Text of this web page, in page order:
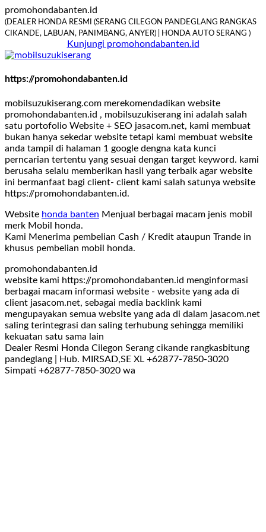
promohondabanten.id
(DEALER HONDA RESMI (SERANG CILEGON PANDEGLANG RANGKAS
CIKANDE, LABUAN, PANIMBANG, ANYER) | HONDA AUTO SERANG )
Kunjungi promohondabanten.id
https://promohondabanten.id
mobilsuzukiserang.com merekomendadikan website
promohondabanten.id , mobilsuzukiserang ini adalah salah
satu portofolio Website + SEO jasacom.net, kami membuat
bukan hanya sekedar website tetapi kami membuat website
anda tampil di halaman 1 google dengna kata kunci
perncarian tertentu yang sesuai dengan target keyword. kami
berusaha selalu memberikan hasil yang terbaik agar website
ini bermanfaat bagi client- client kami salah satunya website
https://promohondabanten.id.
Website honda banten Menjual berbagai macam jenis mobil
merk Mobil honda.
Kami Menerima pembelian Cash / Kredit ataupun Trande in
khusus pembelian mobil honda.
promohondabanten.id
website kami https://promohondabanten.id menginformasi
berbagai macam informasi website - website yang ada di
client jasacom.net, sebagai media backlink kami
mengupayakan semua website yang ada di dalam jasacom.net
saling terintegrasi dan saling terhubung sehingga memiliki
kekuatan satu sama lain
Dealer Resmi Honda Cilegon Serang cikande rangkasbitung
pandeglang | Hub. MIRSAD,SE XL +62877-7850-3020
Simpati +62877-7850-3020 wa